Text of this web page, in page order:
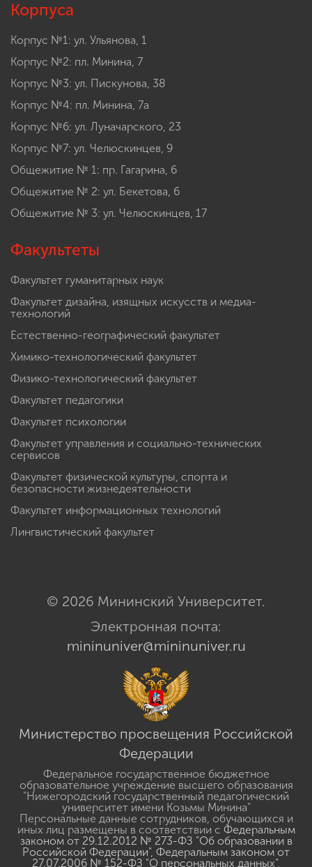
Корпуса
Корпус №1: ул. Ульянова, 1
Корпус №2: пл. Минина, 7
Корпус №3: ул. Пискунова, 38
Корпус №4: пл. Минина, 7а
Корпус №6: ул. Луначарского, 23
Корпус №7: ул. Челюскинцев, 9
Общежитие № 1: пр. Гагарина, 6
Общежитие № 2: ул. Бекетова, 6
Общежитие № 3: ул. Челюскинцев, 17
Факультеты
Факультет гуманитарных наук
Факультет дизайна, изящных искусств и медиа-
технологий
Естественно-географический факультет
Химико-технологический факультет
Физико-технологический факультет
Факультет педагогики
Факультет психологии
Факультет управления и социально-технических
сервисов
Факультет физической культуры, спорта и
безопасности жизнедеятельности
Факультет информационных технологий
Лингвистический факультет
© 2026 Мининский Университет.
Электронная почта:
mininuniver@mininuniver.ru
Министерство просвещения Российской
Федерации
Федеральное государственное бюджетное
образовательное учреждение высшего образования
"Нижегородский государственный педагогический
университет имени Козьмы Минина"
Персональные данные сотрудников, обучающихся и
иных лиц размещены в соответствии с Федеральным
законом от 29.12.2012 № 273-ФЗ "Об образовании в
Российской Федерации", Федеральным законом от
27.07.2006 № 152-ФЗ "О персональных данных",